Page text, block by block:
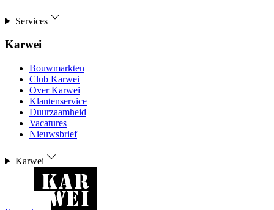
Services
Karwei
Bouwmarkten
Club Karwei
Over Karwei
Klantenservice
Duurzaamheid
Vacatures
Nieuwsbrief
Karwei